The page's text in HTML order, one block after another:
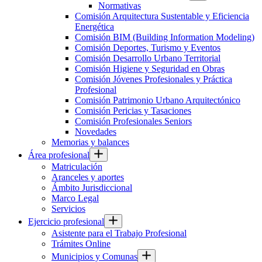
Normativas
Comisión Arquitectura Sustentable y Eficiencia
Energética
Comisión BIM (Building Information Modeling)
Comisión Deportes, Turismo y Eventos
Comisión Desarrollo Urbano Territorial
Comisión Higiene y Seguridad en Obras
Comisión Jóvenes Profesionales y Práctica
Profesional
Comisión Patrimonio Urbano Arquitectónico
Comisión Pericias y Tasaciones
Comisión Profesionales Seniors
Novedades
Memorias y balances
Área profesional
Matriculación
Aranceles y aportes
Ámbito Jurisdiccional
Marco Legal
Servicios
Ejercicio profesional
Asistente para el Trabajo Profesional
Trámites Online
Municipios y Comunas